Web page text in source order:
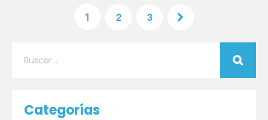
1 2 3
Categorías